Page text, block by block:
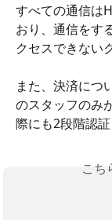
すべての通信は
おり、通信をす
クセスできない
また、決済につ
のスタッフのみ
際にも2段階認証
こち